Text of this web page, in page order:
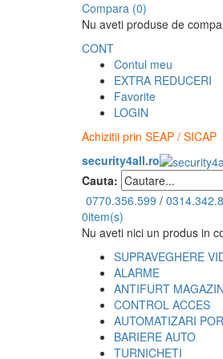
Compara (0)
Nu aveti produse de
CONT
Contul meu
EXTRA REDUCERI
Favorite
LOGIN
Achizitii prin SEAP / SICAP
security4all.ro
Cauta:
0770.356.599 /
0item(s)
Nu aveti nici un produs in
SUPRAVEGHERE
ALARME
ANTIFURT MAGAZIN
CONTROL ACCES
AUTOMATIZARI
BARIERE AUTO
TURNICHETI